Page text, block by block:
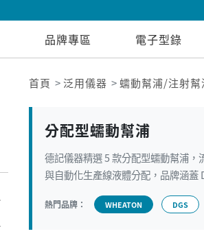
品牌專區 電子型錄
首頁 泛用儀器 蠕動幫浦/注射幫
分配型蠕動幫浦
德記儀器精選 5 款分配型蠕動幫浦
與自動化生產線液體分配，品牌涵蓋
熱門品牌： WHEATON DGS